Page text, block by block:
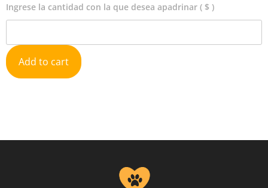
Ingrese la cantidad con la que desea apadrinar ( $ )
Add to cart